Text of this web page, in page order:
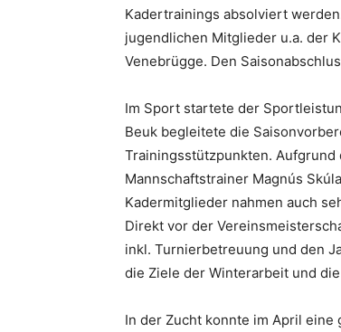
Kadertrainings absolviert
jugendlichen Mitglieder u.a. der
Venebrügge. Den
Im Sport startete der
Beuk begleitete die
Trainingsstützpunkten.
Mannschaftstrainer Magnús
Kadermitglieder nahmen auch
Direkt vor der
inkl. Turnierbetreuung und den
die Ziele der Winterarbeit und
In der Zucht konnte im April